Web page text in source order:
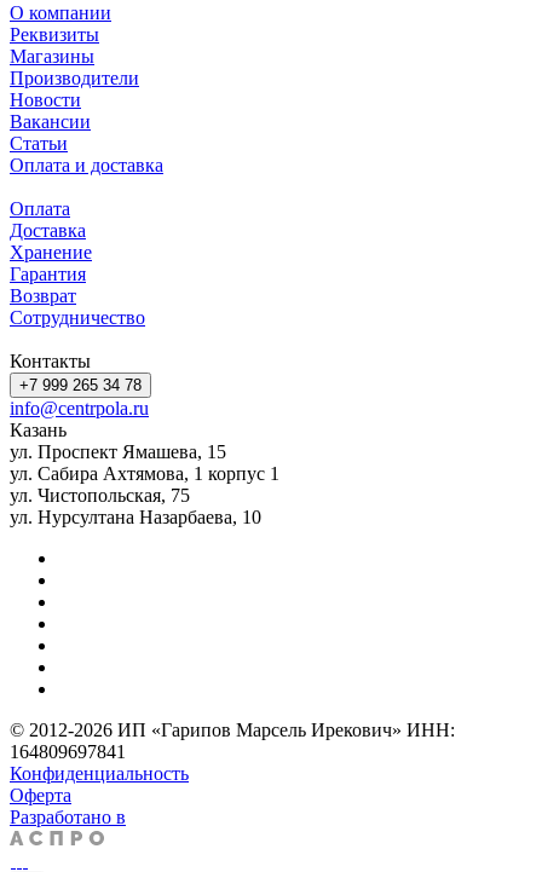
О компании
Реквизиты
Магазины
Производители
Новости
Вакансии
Статьи
Оплата и доставка
Оплата
Доставка
Хранение
Гарантия
Возврат
Сотрудничество
Контакты
+7 999 265 34 78
info@centrpola.ru
Казань
ул. Проспект Ямашева, 15
ул. Сабира Ахтямова, 1 корпус 1
ул. Чистопольская, 75
ул. Нурсултана Назарбаева, 10
© 2012-2026 ИП «Гарипов Марсель Ирекович» ИНН:
164809697841
Конфиденциальность
Оферта
Разработано в